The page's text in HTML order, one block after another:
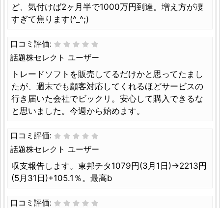
ど、気付けば2ヶ月半で1000万円到達。増え方が凄
すぎて焦ります(^_^;)
口コミ評価:
話題株セレクト ユーザー
トレードソフトを販売してるだけかと思ってたまし
たが、週末でも顧客対応してくれるほどサービスの
行き届いた会社でビックリ。安心して購入できるな
と思いました。今週から始めます。
口コミ評価:
話題株セレクト ユーザー
収支報告します。東邦チタ1079円(3月1日)→2213円
(5月31日)+105.1％。最高b
口コミ評価: